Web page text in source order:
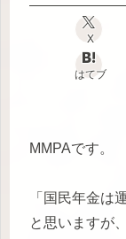
X
はてブ
MMPAです。
「国民年金は
と思いますが、